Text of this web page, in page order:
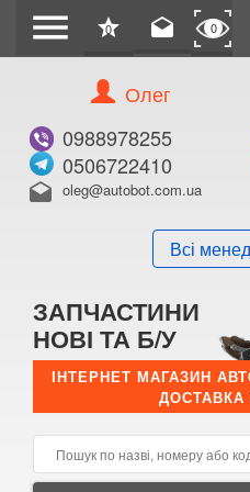
menu star
0 drafts 0
Олег
0988978255
0506722410
drafts oleg@autobot.com.ua
Всі
ЗАПЧАСТИНИ
НОВІ ТА Б/У
ІНТЕРНЕТ МАГАЗИН
Оригінальний номер:
Примітка:
E-mail:
Телефон: